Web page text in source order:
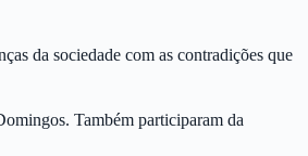
da sociedade com as contradições que
Também participaram da